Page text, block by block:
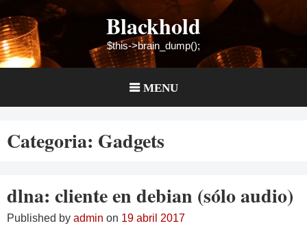
to
content
Blackhold
$this->brain_dump();
MENU
Categoria: Gadgets
dlna: cliente en debian (sólo audio)
Published by admin on 19 abril 2017